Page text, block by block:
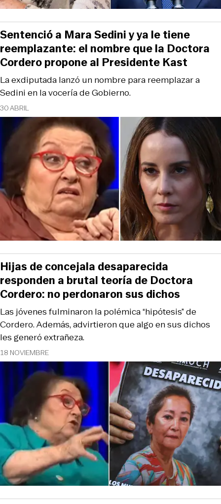
30 ABRIL
La exdiputada lanzó un nombre para reemplazar a
Sedini en la vocería de Gobierno.
Sentenció a Mara Sedini y ya le tiene
reemplazante: el nombre que la Doctora
Cordero propone al Presidente Kast
18 NOVIEMBRE
Las jóvenes fulminaron la polémica “hipótesis” de
Cordero. Además, advirtieron que algo en sus dichos
les generó extrañeza.
Hijas de concejala desaparecida
responden a brutal teoría de Doctora
Cordero: no perdonaron sus dichos